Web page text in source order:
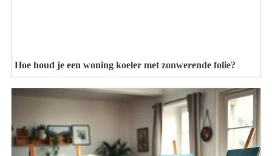
Hoe houd je een woning koeler met zonwerende folie?